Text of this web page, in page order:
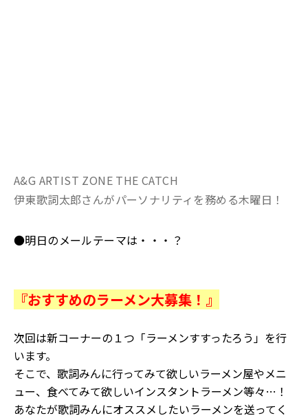
A&G ARTIST ZONE THE CATCH
伊東歌詞太郎さんがパーソナリティを務める木曜日！
●明日のメールテーマは・・・？
『おすすめのラーメン大募集！』
次回は新コーナーの１つ「ラーメンすすったろう」を行
います。
そこで、歌詞みんに行ってみて欲しいラーメン屋やメニ
ュー、食べてみて欲しいインスタントラーメン等々…！
あなたが歌詞みんにオススメしたいラーメンを送ってく